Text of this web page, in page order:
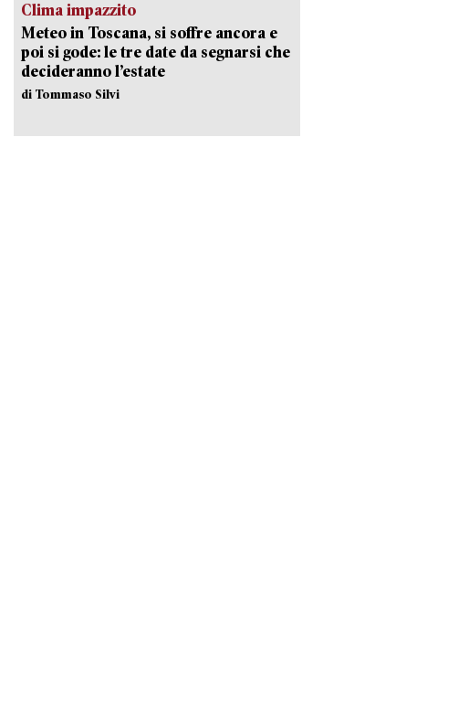
Clima impazzito
Meteo in Toscana, si soffre ancora e
poi si gode: le tre date da segnarsi che
decideranno l’estate
di Tommaso Silvi